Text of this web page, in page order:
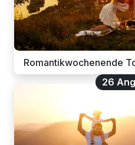
Romantikwochenende
26